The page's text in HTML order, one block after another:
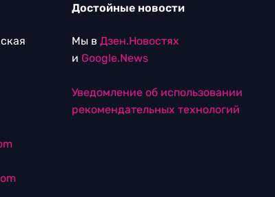
Достойные новости
Мы в Дзен.Новостях
и Google.News
Уведомление об использовании
рекомендательных технологий